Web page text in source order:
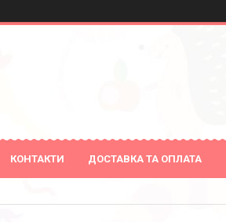
КОНТАКТИ ДОСТАВКА ТА ОПЛАТА